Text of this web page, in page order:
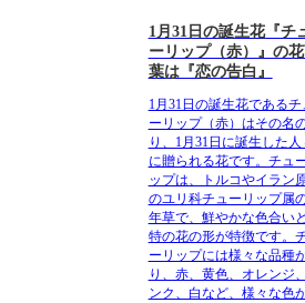
1月31日の誕生花『チ
ーリップ（赤）』の
葉は『恋の告白』
1月31日の誕生花であるチ
ーリップ（赤） はその名
り、1月31日に誕生した人
に贈られる花です。チュ
ップは、トルコやイラン
のユリ科チューリップ属
年草で、鮮やかな色合い
特の花の形が特徴です。
ーリップには様々な品種
り、赤、黄色、オレンジ
ンク、白など、様々な色